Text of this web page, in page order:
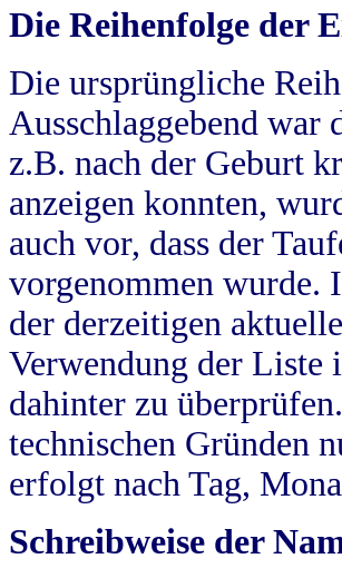
Die Reihenfolge der
Die ursprüngliche
Ausschlaggebend war
z.B. nach der Geburt
anzeigen konnten,
auch vor, dass der
vorgenommen wurde.
der derzeitigen
Verwendung der Liste
dahinter zu
technischen Gründen
erfolgt nach Tag,
Schreibweise der